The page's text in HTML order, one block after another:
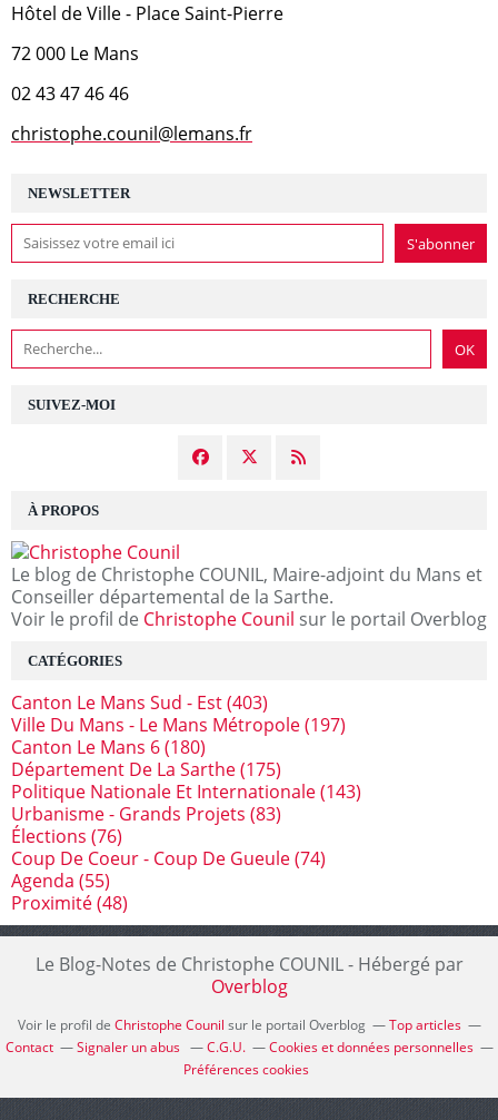
NEWSLETTER
SUIVEZ-MOI
RECHERCHE
À PROPOS
Le blog de Christophe COUNIL, Maire-adjoint du Mans et
Conseiller départemental de la Sarthe.
Voir le profil de Christophe Counil sur le portail Overblog
CATÉGORIES
Canton Le Mans Sud - Est(403)
Ville Du Mans - Le Mans Métropole(197)
Canton Le Mans 6(180)
Département De La Sarthe(175)
Politique Nationale Et Internationale(143)
Urbanisme - Grands Projets (83)
Élections (76)
Coup De Coeur - Coup De Gueule(74)
Agenda (55)
Proximité(48)
Hôtel de Ville - Place Saint-Pierre
72 000 Le Mans
02 43 47 46 46
christophe.counil@lemans.fr
Le Blog-Notes de Christophe COUNIL - Hébergé par
Overblog
Voir le profil de Christophe Counil sur le portail Overblog
Top articles
Contact
Signaler un abus C.G.U.
Cookies et données personnelles
Préférences cookies